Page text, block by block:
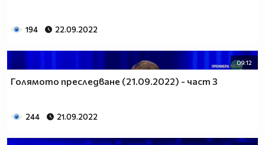
194 22.09.2022
09:12
Голямото преследване (21.09.2022) - част 3
244 21.09.2022